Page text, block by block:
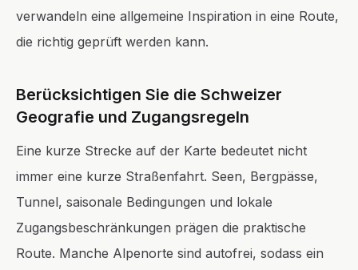
verwandeln eine allgemeine Inspiration in eine Route,
die richtig geprüft werden kann.
Berücksichtigen Sie die Schweizer
Geografie und Zugangsregeln
Eine kurze Strecke auf der Karte bedeutet nicht
immer eine kurze Straßenfahrt. Seen, Bergpässe,
Tunnel, saisonale Bedingungen und lokale
Zugangsbeschränkungen prägen die praktische
Route. Manche Alpenorte sind autofrei, sodass ein